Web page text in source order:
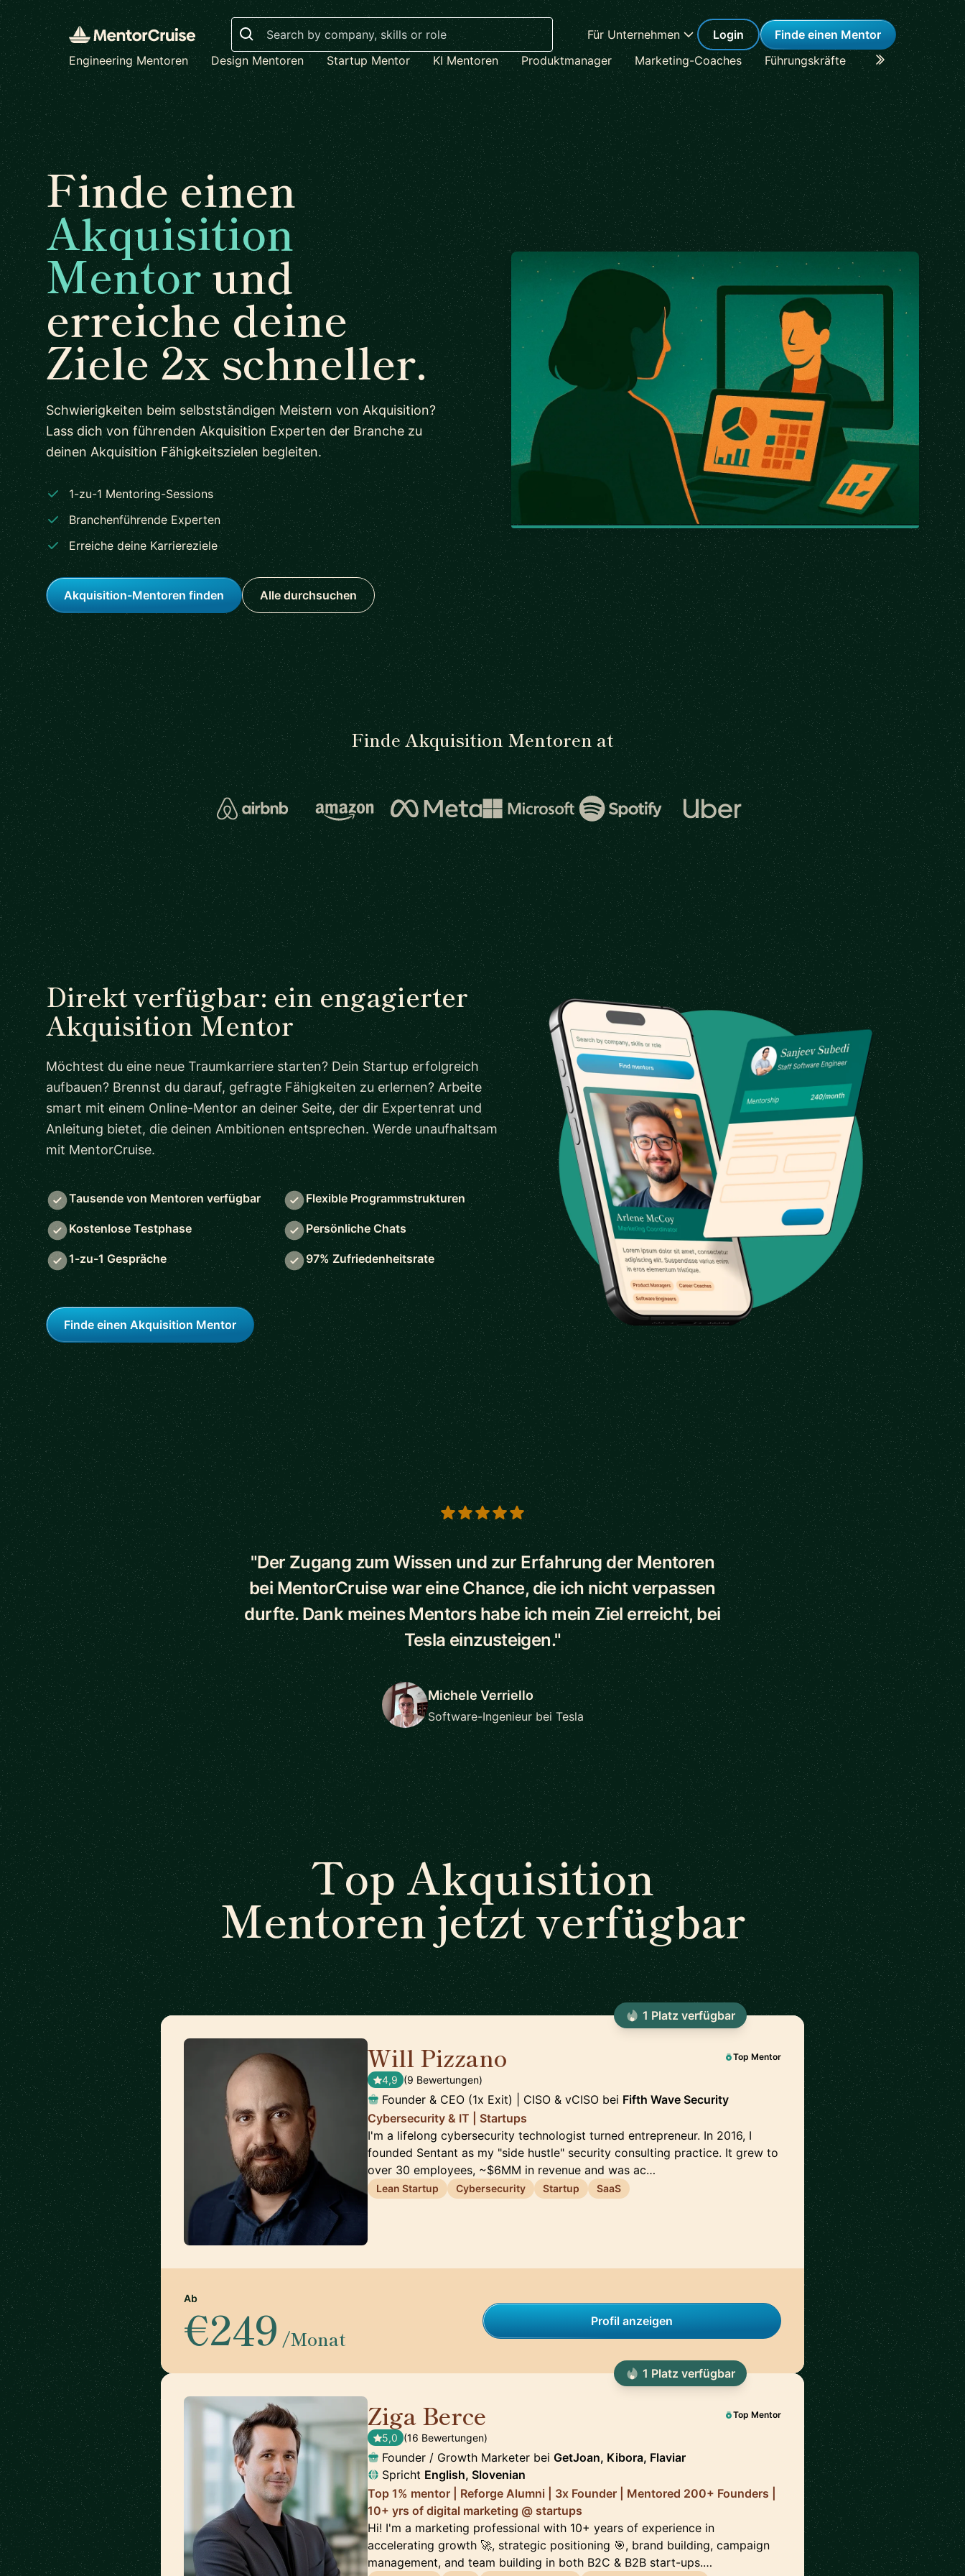
Search
Für Unternehmen Login
Finde einen Mentor
Engineering Mentoren
Design Mentoren Startup Mentor KI Mentoren Produktmanager Marketing-Coaches Führungskräfte Karriere-Coaches
Finde einen
Akquisition
Mentorund
erreiche deine
Ziele 2x schneller.
Schwierigkeiten beim selbstständigen Meistern von Akquisition?
Lass dich von führenden Akquisition Experten der Branche zu
deinen Akquisition Fähigkeitszielen begleiten.
1-zu-1 Mentoring-Sessions
Branchenführende Experten
Erreiche deine Karriereziele
Akquisition-Mentoren finden Alle durchsuchen
Finde Akquisition Mentoren at
Direkt verfügbar: ein engagierter
Akquisition Mentor
Möchtest du eine neue Traumkarriere starten? Dein Startup erfolgreich
aufbauen? Brennst du darauf, gefragte Fähigkeiten zu erlernen? Arbeite
smart mit einem Online-Mentor an deiner Seite, der dir Expertenrat und
Anleitung bietet, die deinen Ambitionen entsprechen. Werde unaufhaltsam
mit MentorCruise.
Tausende von Mentoren verfügbar Flexible Programmstrukturen
Kostenlose Testphase Persönliche Chats
1-zu-1 Gespräche 97% Zufriedenheitsrate
Finde einen Akquisition Mentor
5 out of 5 stars
"Der Zugang zum Wissen und zur Erfahrung der Mentoren
bei MentorCruise war eine Chance, die ich nicht verpassen
durfte. Dank meines Mentors habe ich mein Ziel erreicht, bei
Tesla einzusteigen."
Michele Verriello
Software-Ingenieur bei Tesla
Top Akquisition
Mentoren jetzt verfügbar
Will Pizzano Top Mentor
4,9 (9 Bewertungen)
Founder & CEO (1x Exit) | CISO & vCISO bei Fifth Wave Security
Cybersecurity & IT | Startups
I'm a lifelong cybersecurity technologist turned entrepreneur. In 2016, I
founded Sentant as my "side hustle" security consulting practice. It grew to
over 30 employees, ~$6MM in revenue and was ac…
Lean Startup Cybersecurity Startup SaaS
Ab
€249 /Monat
Profil anzeigen
1 Platz verfügbar
Ziga Berce Top Mentor
5,0 (16 Bewertungen)
Founder / Growth Marketer bei GetJoan, Kibora, Flaviar
Spricht English, Slovenian
Top 1% mentor | Reforge Alumni | 3x Founder | Mentored 200+ Founders |
10+ yrs of digital marketing @ startups
Hi! I'm a marketing professional with 10+ years of experience in
accelerating growth 🚀, strategic positioning 🎯, brand building, campaign
management, and team building in both B2C & B2B start-ups.…
1 Platz verfügbar